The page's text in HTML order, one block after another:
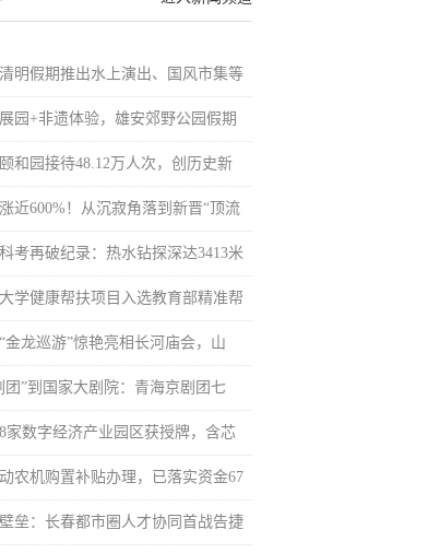
明假期推出水上演出、国风市集等
园+非遗体验，雄安郊野公园假期
和园接待48.12万人次，创历史新
近600%！从沉寂角落到新晋“顶流
考再破纪录：热水钻探深达3413米
学健康帮扶项目入选教育部精准帮
金龙巡游”惊艳亮相长河庙会，山
团”到国家大剧院：青海京剧团七
家数字经济产业园区获授牌，含芯
农机购置补贴办理，已落实资金67
垒：长春都市圈人才协同首战告捷